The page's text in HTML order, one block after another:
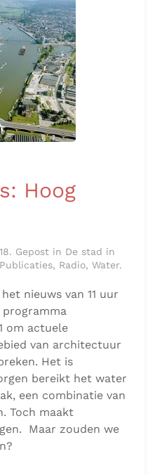
Hoog
Gepost in De stad in
Radio, Water.
nieuws van 11 uur
programma
om actuele
van architectuur
Het is
bereikt het water
een combinatie van
Toch maakt
Maar zouden we